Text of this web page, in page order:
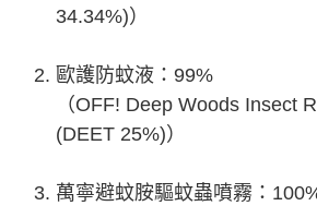
34.34%)）
歐護防蚊液：99%
（OFF! Deep Woods Insect
(DEET 25%)）
萬寧避蚊胺驅蚊蟲噴霧：